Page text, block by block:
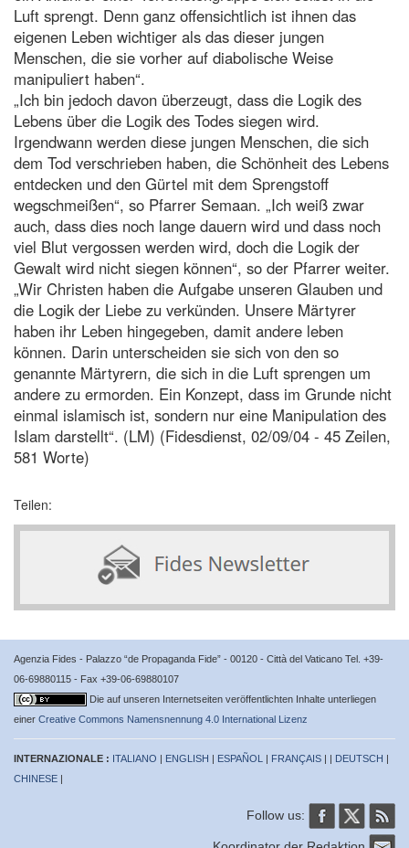
Luft sprengt. Denn ganz offensichtlich ist ihnen das
eigenen Leben wichtiger als das dieser jungen
Menschen, die sie vorher auf diabolische Weise
manipuliert haben“.
„Ich bin jedoch davon überzeugt, dass die Logik des
Lebens über die Logik des Todes siegen wird.
Irgendwann werden diese jungen Menschen, die sich
dem Tod verschrieben haben, die Schönheit des Lebens
entdecken und den Gürtel mit dem Sprengstoff
wegschmeißen“, so Pfarrer Semaan. „Ich weiß zwar
auch, dass dies noch lange dauern wird und dass noch
viel Blut vergossen werden wird, doch die Logik der
Gewalt wird nicht siegen können“, so der Pfarrer weiter.
„Wir Christen haben die Aufgabe unseren Glauben und
die Logik der Liebe zu verkünden. Unsere Märtyrer
haben ihr Leben hingegeben, damit andere leben
können. Darin unterscheiden sie sich von den so
genannte Märtyrern, die sich in die Luft sprengen um
andere zu ermorden. Ein Konzept, dass im Grunde nicht
einmal islamisch ist, sondern nur eine Manipulation des
Islam darstellt“. (LM) (Fidesdienst, 02/09/04 - 45 Zeilen,
581 Worte)
Teilen:
Agenzia Fides - Palazzo “de Propaganda Fide” - 00120 - Città del Vaticano Tel. +39-
06-69880115 - Fax +39-06-69880107
Die auf unseren Internetseiten veröffentlichten Inhalte unterliegen
einer Creative Commons Namensnennung 4.0 International Lizenz
INTERNAZIONALE : ITALIANO | ENGLISH | ESPAÑOL | FRANÇAIS | | DEUTSCH |
CHINESE |
Follow us: